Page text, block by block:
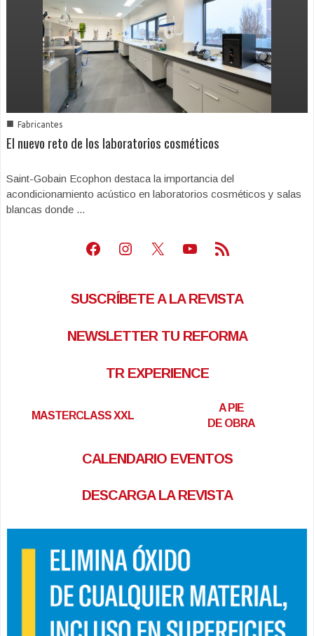
■ Fabricantes
El nuevo reto de los laboratorios cosméticos
Saint-Gobain Ecophon destaca la importancia del
acondicionamiento acústico en laboratorios cosméticos y salas
blancas donde ...
Facebook
Instagram
X Youtube
Feed RSS
SUSCRÍBETE A LA REVISTA
NEWSLETTER TU REFORMA
TR EXPERIENCE
MASTERCLASS XXL
A PIE
DE OBRA
CALENDARIO EVENTOS
DESCARGA LA REVISTA